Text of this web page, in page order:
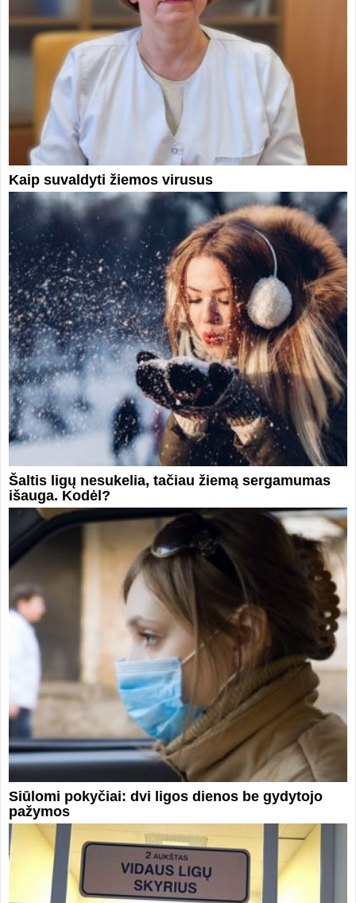
Kaip suvaldyti žiemos virusus
Šaltis ligų nesukelia, tačiau žiemą sergamumas
išauga. Kodėl?
Siūlomi pokyčiai: dvi ligos dienos be gydytojo
pažymos